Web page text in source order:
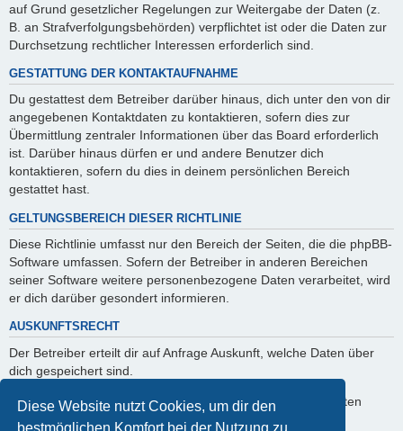
Diese Website nutzt Cookies, um dir den
bestmöglichen Komfort bei der Nutzung zu
auf Grund gesetzlicher Regelungen zur Weitergabe der Daten (z.
B. an Strafverfolgungsbehörden) verpflichtet ist oder die Daten zur
Durchsetzung rechtlicher Interessen erforderlich sind.
GESTATTUNG DER KONTAKTAUFNAHME
Du gestattest dem Betreiber darüber hinaus, dich unter den von dir
angegebenen Kontaktdaten zu kontaktieren, sofern dies zur
Übermittlung zentraler Informationen über das Board erforderlich
ist. Darüber hinaus dürfen er und andere Benutzer dich
kontaktieren, sofern du dies in deinem persönlichen Bereich
gestattet hast.
GELTUNGSBEREICH DIESER RICHTLINIE
Diese Richtlinie umfasst nur den Bereich der Seiten, die die phpBB-
Software umfassen. Sofern der Betreiber in anderen Bereichen
seiner Software weitere personenbezogene Daten verarbeitet, wird
er dich darüber gesondert informieren.
AUSKUNFTSRECHT
Der Betreiber erteilt dir auf Anfrage Auskunft, welche Daten über
dich gespeichert sind.
Du kannst jederzeit die Löschung bzw. Sperrung deiner Daten
verlangen. Kontaktiere hierzu bitte den Betreiber.